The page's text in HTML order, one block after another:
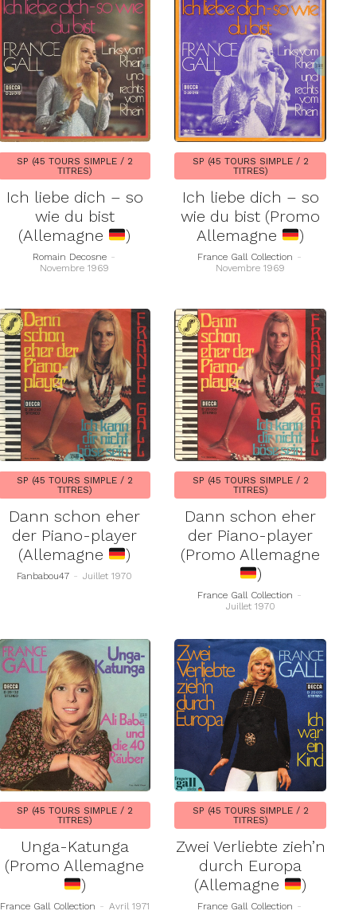
SP (45 TOURS SIMPLE / 2
TITRES)
Ich liebe dich – so
wie du bist
(Allemagne
)
Romain Decosne -
Novembre 1969
SP (45 TOURS SIMPLE / 2
TITRES)
Ich liebe dich – so
wie du bist (Promo
Allemagne
)
France Gall Collection -
Novembre 1969
SP (45 TOURS SIMPLE / 2
TITRES)
Dann schon eher
der Piano-player
(Allemagne
)
Fanbabou47 - Juillet 1970
SP (45 TOURS SIMPLE / 2
TITRES)
Dann schon eher
der Piano-player
(Promo Allemagne
)
France Gall Collection -
Juillet 1970
SP (45 TOURS SIMPLE / 2
TITRES)
Unga-Katunga
(Promo Allemagne
)
France Gall Collection - Avril 1971
SP (45 TOURS SIMPLE / 2
TITRES)
Zwei Verliebte zieh’n
durch Europa
(Allemagne
)
France Gall Collection -